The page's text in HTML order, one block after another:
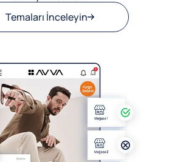
Temaları İnceleyin